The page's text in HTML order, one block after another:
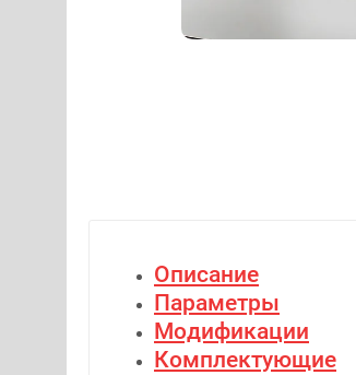
Описание
Параметры
Модификации
Комплектующие